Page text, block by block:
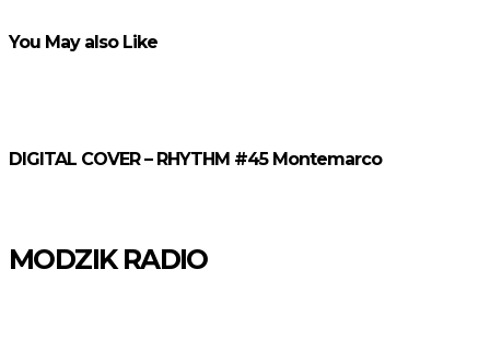
You May also Like
DIGITAL COVER – RHYTHM #45 Montemarco
MODZIK RADIO